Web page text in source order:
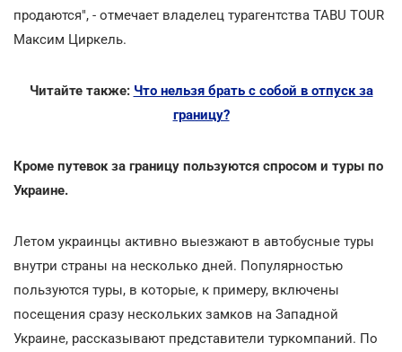
продаются", - отмечает владелец турагентства TABU TOUR
Максим Циркель.
Читайте также: Что нельзя брать с собой в отпуск за
границу?
Кроме путевок за границу пользуются спросом и туры по
Украине.
Летом украинцы активно выезжают в автобусные туры
внутри страны на несколько дней. Популярностью
пользуются туры, в которые, к примеру, включены
посещения сразу нескольких замков на Западной
Украине, рассказывают представители туркомпаний. По